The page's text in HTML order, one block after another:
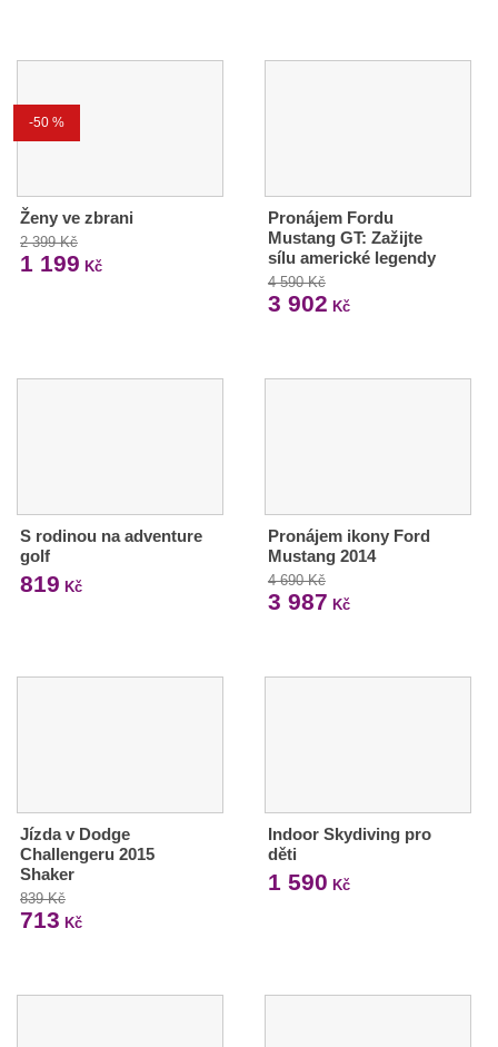
-50 %
Ženy ve zbrani
2 399 Kč
1 199 Kč
Pronájem Fordu
Mustang GT: Zažijte
sílu americké legendy
4 590 Kč
3 902 Kč
S rodinou na adventure
golf
819 Kč
Pronájem ikony Ford
Mustang 2014
4 690 Kč
3 987 Kč
Jízda v Dodge
Challengeru 2015
Shaker
839 Kč
713 Kč
Indoor Skydiving pro
děti
1 590 Kč